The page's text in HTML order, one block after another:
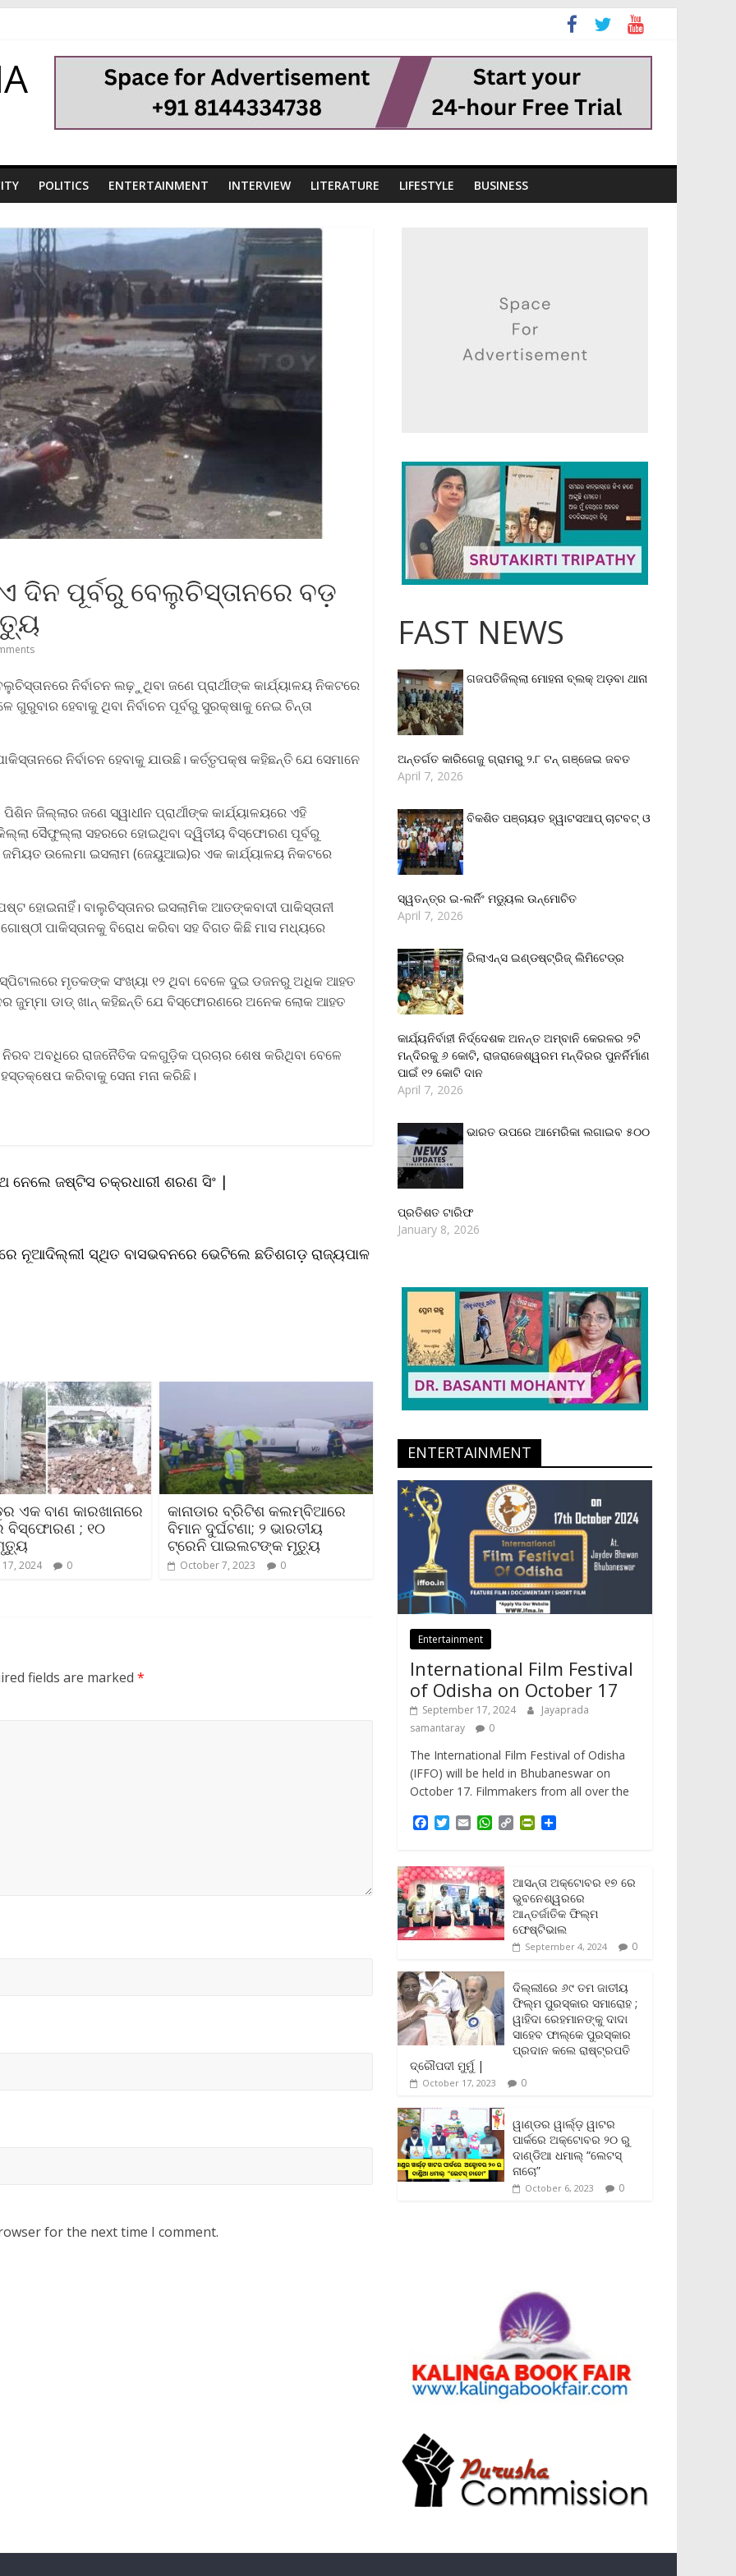
POLITICS ENTERTAINMENT INTERVIEW LITERATURE LIFESTYLE BUSINESS
ଦିନ ପୂର୍ବରୁ ବେଲୁଚିସ୍ତାନରେ ବଡ଼
ନିର୍ବାଚନ ଲଢ଼ୁଥିବା ଜଣେ ପ୍ରାର୍ଥୀଙ୍କ କାର୍ଯ୍ୟାଳୟ ନିକଟରେ
ହେବାକୁ ଥିବା ନିର୍ବାଚନ ପୂର୍ବରୁ ସୁରକ୍ଷାକୁ ନେଇ ଚିନ୍ତା
ନିର୍ବାଚନ ହେବାକୁ ଯାଉଛି। କର୍ତ୍ତୃପକ୍ଷ କହିଛନ୍ତି ଯେ ସେମାନେ
ଜିଲ୍ଲାର ଜଣେ ସ୍ୱାଧୀନ ପ୍ରାର୍ଥୀଙ୍କ କାର୍ଯ୍ୟାଳୟରେ ଏହି
ସୈଫୁଲ୍ଲା ସହରରେ ହୋଇଥିବା ଦ୍ୱିତୀୟ ବିସ୍ଫୋରଣ ପୂର୍ବରୁ
ଜମିୟତ ଉଲେମା ଇସଲାମ (ଜେୟୁଆଇ)ର ଏକ କାର୍ଯ୍ୟାଳୟ ନିକଟରେ
ହୋଇନାହିଁ। ବାଲୁଚିସ୍ତାନର ଇସଲାମିକ ଆତଙ୍କବାଦୀ ପାକିସ୍ତାନୀ
ଗୋଷ୍ଠୀ ପାକିସ୍ତାନକୁ ବିରୋଧ କରିବା ସହ ବିଗତ କିଛି ମାସ ମଧ୍ୟରେ
ମୃତକଙ୍କ ସଂଖ୍ୟା ୧୨ ଥିବା ବେଳେ ଦୁଇ ଡଜନରୁ ଅଧିକ ଆହତ
ଜୁମ୍ମା ଡାଡ୍‌ ଖାନ୍‌ କହିଛନ୍ତି ଯେ ବିସ୍ଫୋରଣରେ ଅନେକ ଲୋକ ଆହତ
ନିରବ ଅବଧିରେ ରାଜନୈତିକ ଦଳଗୁଡ଼ିକ ପ୍ରଚାର ଶେଷ କରିଥିବା ବେଳେ
କରିବାକୁ ସେନା ମନା କରିଛି।
ନେଲେ ଜଷ୍ଟିସ ଚକ୍ରଧାରୀ ଶରଣ ସିଂ |
ନୂଆଦିଲ୍ଲୀ ସ୍ଥିତ ବାସଭବନରେ ଭେଟିଲେ ଛତିଶଗଡ଼ ରାଜ୍ୟପାଳ
ଏକ ବାଣ କାରଖାନାରେ
; ୧୦
2024 0
କାନାଡାର ବ୍ରିଟିଶ କଲମ୍ବିଆରେ
ବିମାନ ଦୁର୍ଘଟଣା; ୨ ଭାରତୀୟ
ଟ୍ରେନି ପାଇଲଟଙ୍କ ମୃତ୍ୟୁ
October 7, 2023 0
fields are marked *
for the next time I comment.
FAST NEWS
ଗଜପତିଜିଲ୍ଲା ମୋହନା ବ୍ଲକ୍‌ ଅଡ଼ବା ଥାନା
ଅନ୍ତର୍ଗତ କାରିଗେଜୁ ଗ୍ରାମରୁ ୨.୮ ଟନ୍ ଗଞ୍ଜେଇ ଜବତ
April 7, 2026
ବିକଶିତ ପଞ୍ଚାୟତ ହ୍ୱାଟସଆପ୍ ଚାଟବଟ୍ ଓ
ସ୍ୱତନ୍ତ୍ର ଇ-ଲର୍ନିଂ ମଡ୍ୟୁଲ ଉନ୍ମୋଚିତ
April 7, 2026
ରିଲାଏନ୍‌ସ ଇଣ୍ଡଷ୍ଟ୍ରିଜ୍ ଲିମିଟେଡ୍‌ର
କାର୍ଯ୍ୟନିର୍ବାହୀ ନିର୍ଦ୍ଦେଶକ ଅନନ୍ତ ଅମ୍ବାନି କେରଳର ୨ଟି
ମନ୍ଦିରକୁ ୬ କୋଟି, ରାଜରାଜେଶ୍ୱରମ ମନ୍ଦିରର ପୁନର୍ନିର୍ମାଣ
ପାଇଁ ୧୨ କୋଟି ଦାନ
April 7, 2026
ଭାରତ ଉପରେ ଆମେରିକା ଲଗାଇବ ୫୦୦
ପ୍ରତିଶତ ଟାରିଫ
January 8, 2026
ENTERTAINMENT
Entertainment
International Film Festival
of Odisha on October 17
September 17, 2024
Jayaprada
samantaray
0
The International Film Festival of Odisha
(IFFO) will be held in Bhubaneswar on
October 17. Filmmakers from all over the
e
b
o
o
k
T
t
t
e
r
E
i
l
W
t
s
A
p
p
C
L
i
n
k
P
t
F
r
i
e
n
l
y
e
ଆସନ୍ତା ଅକ୍ଟୋବର ୧୭ ରେ
ଭୁବନେଶ୍ୱରରେ
ଆନ୍ତର୍ଜାତିକ ଫିଲ୍ମ
ଫେଷ୍ଟିଭାଲ
September 4, 2024 0
ଦିଲ୍ଲୀରେ ୬୯ ତମ ଜାତୀୟ
ଫିଲ୍ମ ପୁରସ୍କାର ସମାରୋହ ;
ୱାହିଦା ରେହମାନଙ୍କୁ ଦାଦା
ସାହେବ ଫାଲ୍‌କେ ପୁରସ୍କାର
ପ୍ରଦାନ କଲେ ରାଷ୍ଟ୍ରପତି
ଦ୍ରୌପଦୀ ମୁର୍ମୁ |
October 17, 2023 0
ୱାଣ୍ଡର ୱାର୍ଲ୍‌ଡ଼ ୱାଟର
ପାର୍କରେ ଅକ୍ଟୋବର ୨୦ ରୁ
ଦାଣ୍ଡିଆ ଧମାଲ୍ “ଲେଟସ୍
ନାଚୋ”
October 6, 2023 0